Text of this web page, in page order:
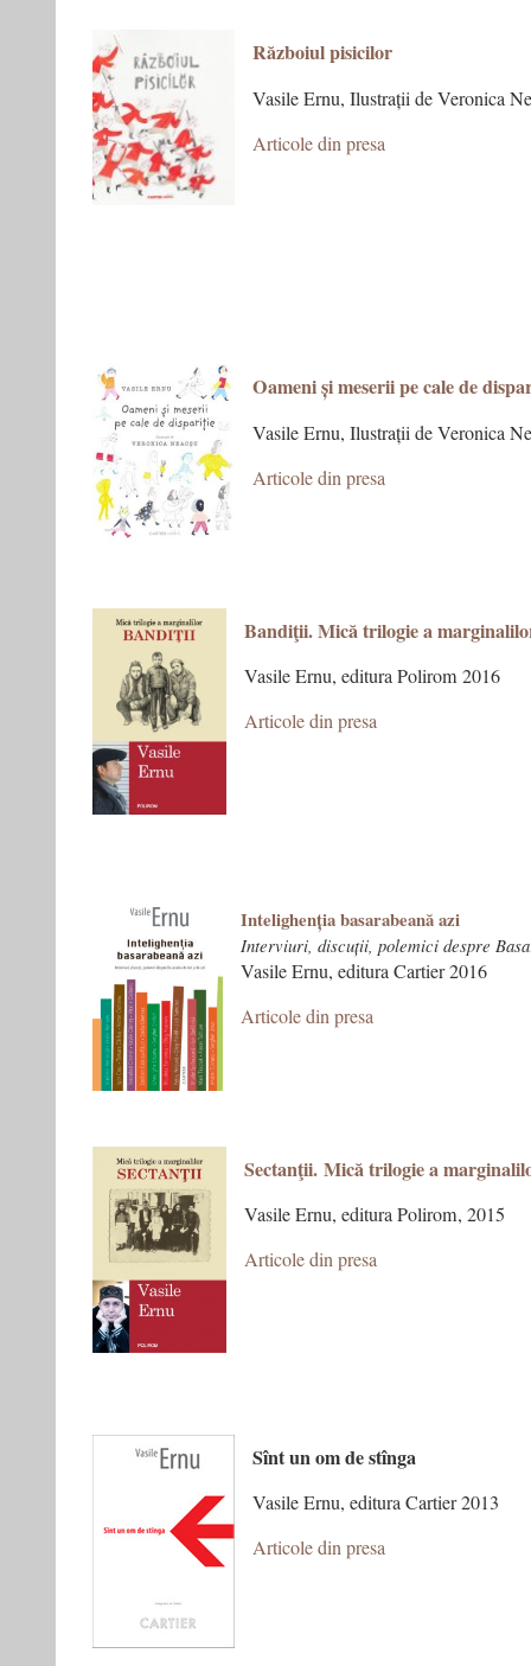
Războiul pisicilor
Vasile Ernu, Ilustrații de Veronica
Articole din presa
Oameni și meserii pe cale de
Vasile Ernu, Ilustrații de Veronica
Articole din presa
Bandiţii. Mică trilogie a
Vasile Ernu, editura Polirom 2016
Articole din presa
Intelighenția basarabeană azi
Interviuri, discuții, polemici despre
Vasile Ernu, editura Cartier 2016
Articole din presa
Sectanţii. Mică trilogie a
Vasile Ernu, editura Polirom, 2015
Articole din presa
Sînt un om de stînga
Vasile Ernu, editura Cartier 2013
Articole din presa